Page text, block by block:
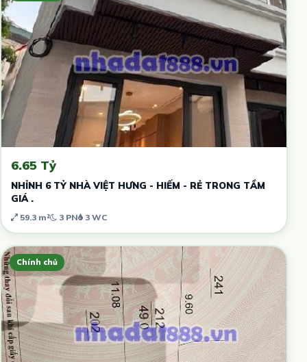
6.65 Tỷ
NHỈNH 6 TỶ NHÀ VIỆT HƯNG - HIẾM - RẺ TRONG TẦM
GIÁ .
59.3 m² 3 PN 3 WC
Chính chủ